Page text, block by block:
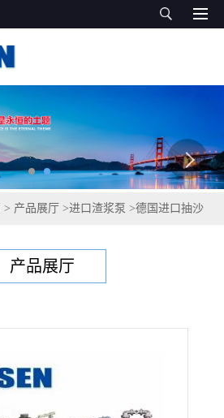
> 产品展厅 >进口渣浆泵 >德国进口抽沙
产品展厅